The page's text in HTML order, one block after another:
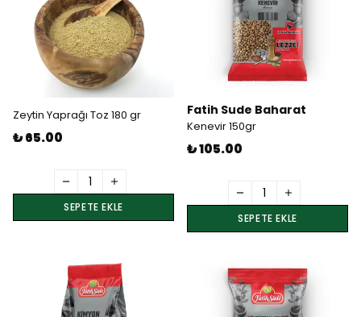
Zeytin Yaprağı Toz 180 gr
₺ 65.00
SEPETE EKLE
Fatih Sude Baharat
Kenevir 150gr
₺ 105.00
SEPETE EKLE